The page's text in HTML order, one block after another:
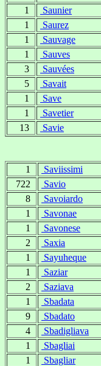
1
Saunier
1
Saurez
1
Sauvage
1
Sauves
3
Sauvées
5
Savait
1
Save
1
Savetier
13
Savie
1 Saviissimi
722
Savio
8
Savoiardo
1
Savonae
1
Savonese
2
Saxia
1
Sayuheque
1
Saziar
2
Saziava
1
Sbadata
9
Sbadato
4
Sbadigliava
1
Sbagliai
1
Sbagliar